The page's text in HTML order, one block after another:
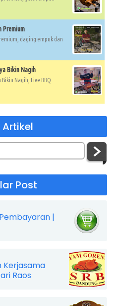
Premium
daging empuk dan
Bikin Nagih
Nagih, Live BBQ
Post
|
Kerjasama
Raos